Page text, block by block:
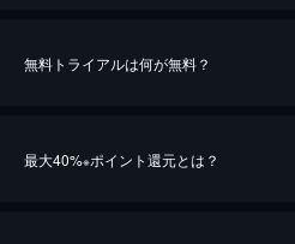
無料トライアルは何が無料？
最大40%※ポイント還元とは？